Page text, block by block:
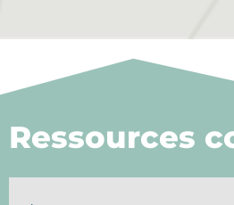
Ressources